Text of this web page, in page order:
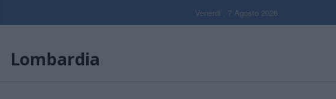
Venerdi , 7 Agosto 2026
Lombardia